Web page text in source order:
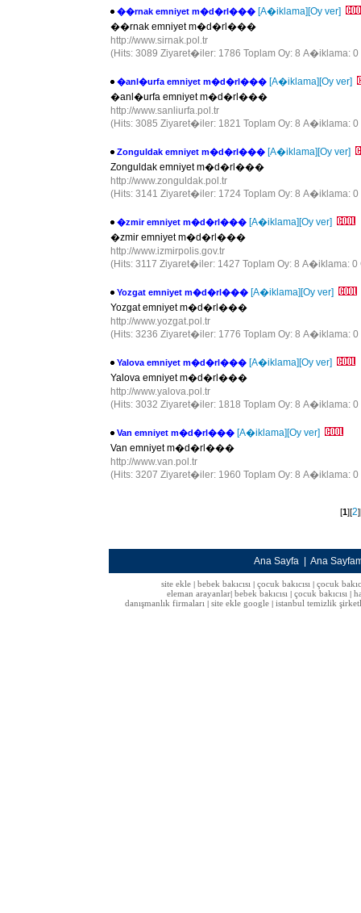
��rnak emniyet m�d�rl��� [A�iklama][Oy ver]
��rnak emniyet m�d�rl���
http://www.sirnak.pol.tr
(Hits: 3089 Ziyaret�iler: 1786 Toplam Oy: 8 A�iklama:
�anl�urfa emniyet m�d�rl��� [A�iklama][Oy ver]
�anl�urfa emniyet m�d�rl���
http://www.sanliurfa.pol.tr
(Hits: 3085 Ziyaret�iler: 1821 Toplam Oy: 8 A�iklama:
Zonguldak emniyet m�d�rl��� [A�iklama][Oy ver]
Zonguldak emniyet m�d�rl���
http://www.zonguldak.pol.tr
(Hits: 3141 Ziyaret�iler: 1724 Toplam Oy: 8 A�iklama:
�zmir emniyet m�d�rl��� [A�iklama][Oy ver]
�zmir emniyet m�d�rl���
http://www.izmirpolis.gov.tr
(Hits: 3117 Ziyaret�iler: 1427 Toplam Oy: 8 A�iklama:
Yozgat emniyet m�d�rl��� [A�iklama][Oy ver]
Yozgat emniyet m�d�rl���
http://www.yozgat.pol.tr
(Hits: 3236 Ziyaret�iler: 1776 Toplam Oy: 8 A�iklama:
Yalova emniyet m�d�rl��� [A�iklama][Oy ver]
Yalova emniyet m�d�rl���
http://www.yalova.pol.tr
(Hits: 3032 Ziyaret�iler: 1818 Toplam Oy: 8 A�iklama:
Van emniyet m�d�rl��� [A�iklama][Oy ver]
Van emniyet m�d�rl���
http://www.van.pol.tr
(Hits: 3207 Ziyaret�iler: 1960 Toplam Oy: 8 A�iklama:
[1][2
Ana Sayfa Ana
site ekle| bebek bakıcısı| çocuk bakıcısı| çocuk
eleman arayanlar bebek bakıcısı çocuk bakıcısı
danışmanlık firmaları
site ekle google istanbul temizlik